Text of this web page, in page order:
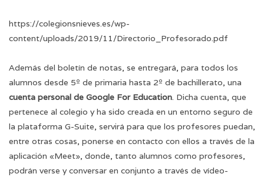
https://colegionsnieves.es/wp-
content/uploads/2019/11/Directorio_Profesorado.pdf
Además del boletín de notas, se entregará, para todos los
alumnos desde 5º de primaria hasta 2º de bachillerato, una
cuenta personal de Google For Education. Dicha cuenta, que
pertenece al colegio y ha sido creada en un entorno seguro de
la plataforma G-Suite, servirá para que los profesores puedan,
entre otras cosas, ponerse en contacto con ellos a través de la
aplicación «Meet», donde, tanto alumnos como profesores,
podrán verse y conversar en conjunto a través de vídeo-